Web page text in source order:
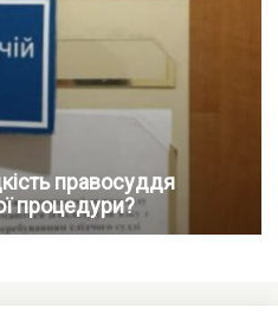
правосуддя
процедури?